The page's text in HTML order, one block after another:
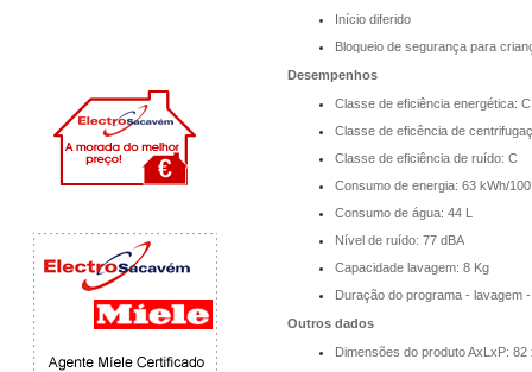
Início diferido
Bloqueio de segurança para
Desempenhos
Classe de eficiência energética: C
Classe de eficência de
Classe de eficiência de ruído: C
Consumo de energia: 63 kWh/
Consumo de água: 44 L
Nível de ruído: 77 dBA
Capacidade lavagem: 8 Kg
Duração do programa - lavagem
Outros dados
Dimensões do produto AxLxP: